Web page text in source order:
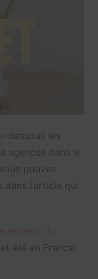
dessous les
agences dans le
pouvez
l’article qui
été en France: